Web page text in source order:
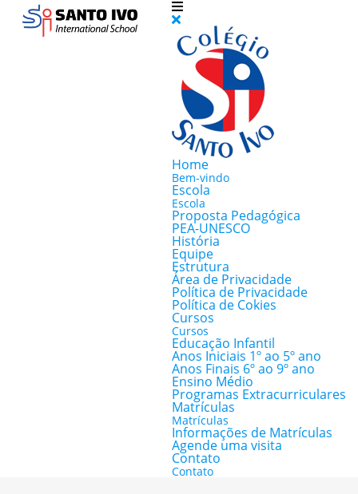
Home
Bem-vindo
Escola
Escola
Proposta Pedagógica
PEA-UNESCO
História
Equipe
Estrutura
Área de Privacidade
Política de Privacidade
Política de Cokies
Cursos
Cursos
Educação Infantil
Anos Iniciais 1º ao 5º ano
Anos Finais 6º ao 9º ano
Ensino Médio
Programas Extracurriculares
Matrículas
Matrículas
Informações de Matrículas
Agende uma visita
Contato
Contato